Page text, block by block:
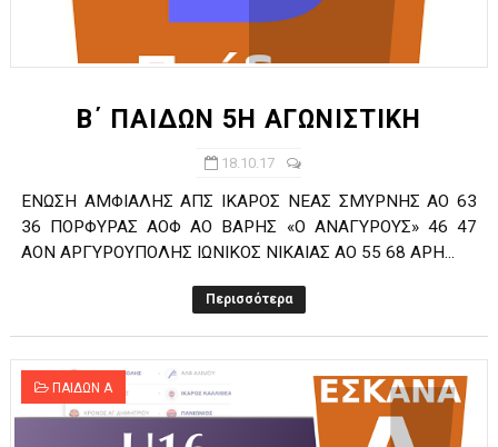
Β΄ ΠΑΙΔΩΝ 5Η ΑΓΩΝΙΣΤΙΚΗ
18.10.17
ΕΝΩΣΗ ΑΜΦΙΑΛΗΣ ΑΠΣ ΙΚΑΡΟΣ ΝΕΑΣ ΣΜΥΡΝΗΣ ΑΟ 63
36 ΠΟΡΦΥΡΑΣ ΑΟΦ ΑΟ ΒΑΡΗΣ «Ο ΑΝΑΓΥΡΟΥΣ» 46 47
ΑΟΝ ΑΡΓΥΡΟΥΠΟΛΗΣ ΙΩΝΙΚΟΣ ΝΙΚΑΙΑΣ ΑΟ 55 68 ΑΡΗ...
Περισσότερα
ΠΑΙΔΩΝ Α